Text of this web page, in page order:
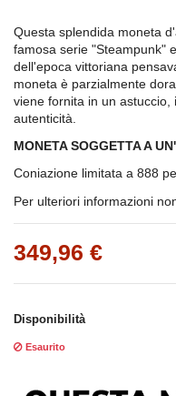
Questa splendida moneta
famosa serie "Steampunk"
dell'epoca vittoriana
moneta è parzialmente
viene fornita in un
autenticità.
MONETA SOGGETTA A
Coniazione limitata a 888
Per ulteriori informazioni
349,96 €
Disponibilità
Esaurito